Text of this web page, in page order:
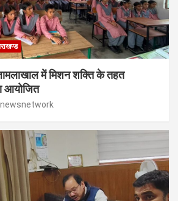
में मिशन शक्ति के तहत
आयोजित